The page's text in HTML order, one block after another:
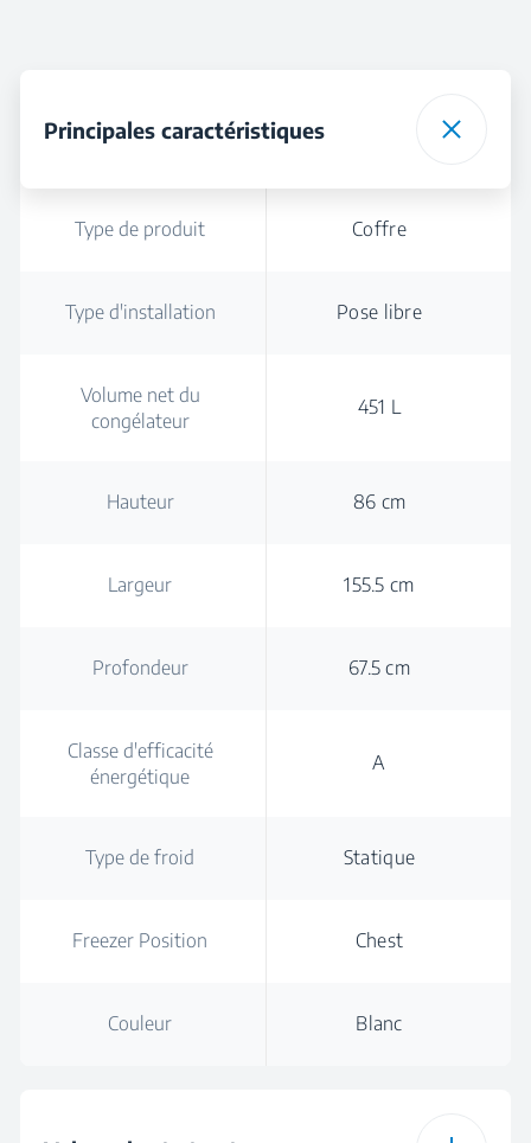
Principales caractéristiques
Type de produit Coffre
Type d'installation Pose libre
Volume net du
congélateur
451 L
Hauteur 86 cm
Largeur 155.5 cm
Profondeur 67.5 cm
Classe d'efficacité
énergétique
A
Type de froid Statique
Freezer Position Chest
Couleur Blanc